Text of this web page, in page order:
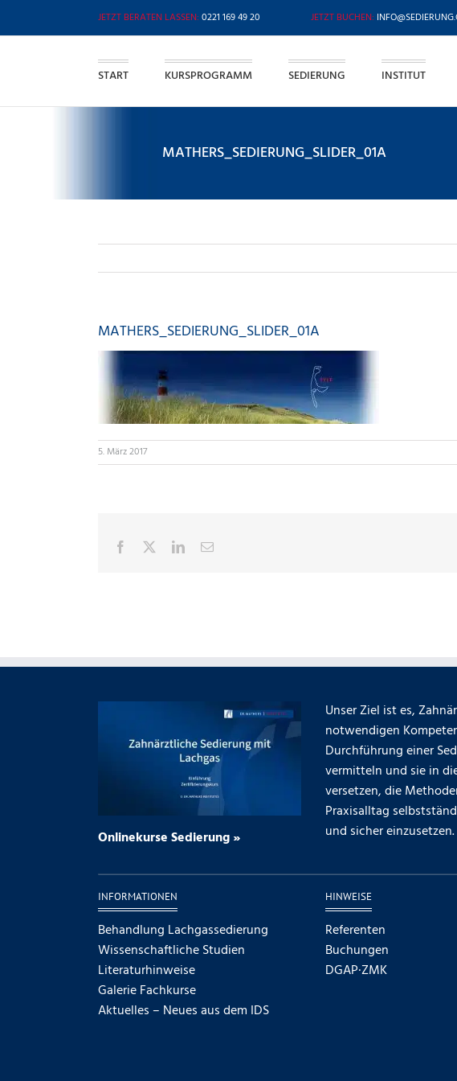
0221 169 49 20
START KURSPROGRAMM SEDIERUNG INSTITUT
MATHERS_SEDIERUNG_SLIDER_01A
MATHERS_SEDIERUNG_SLIDER_01A
5. März 2017
Facebook LinkedIn
E-
Onlinekurse Sedierung »
Unser Ziel ist es,
notwendigen
Durchführung einer
vermitteln und sie in
versetzen, die
Praxisalltag
und sicher einzusetzen.
INFORMATIONEN
Behandlung Lachgassedierung
Wissenschaftliche Studien
Literaturhinweise
Galerie Fachkurse
Aktuelles – Neues aus dem IDS
HINWEISE
Referenten
Buchungen
DGAP·ZMK